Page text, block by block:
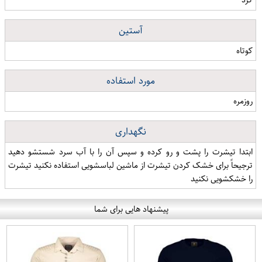
آستین
کوتاه
مورد استفاده
روزمره
نگهداری
ابتدا تیشرت را پشت و رو کرده و سپس آن را با آب سرد شستشو دهید
ترجیحاً برای خشک کردن تیشرت از ماشین لباسشویی استفاده نکنید تیشرت
را خشکشویی نکنید
پیشنهاد هایی برای شما